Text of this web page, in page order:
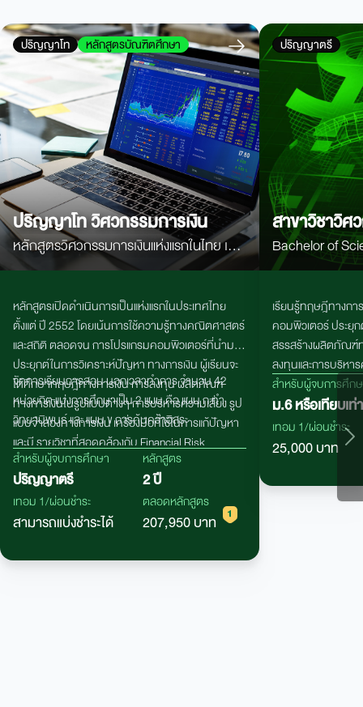
ปริญญาโท หลักสูตรบัณฑิตศึกษา
ปริญญาโท วิศวกรรมการเงิน
หลักสูตรวิศวกรรมการเงินแห่งแรกในไทย เน้น
คณิตศาสตร์ สถิติ Programming และ AI
และตลาดทุนยุคใหม่
หลักสูตรเปิดดำเนินการเป็นแห่งแรกในประเทศไทย
ตั้งแต่ ปี2552โดยเน้นการใช้ความรู้ทางคณิตศาสตร์
และสถิติ ตลอดจน การโปรแกรมคอมพิวเตอร์ที่นำมา
ประยุกต์ในการวิเคราะห์ปัญหา ทางการเงิน ผู้เรียนจะ
ได้ศึกษาทฤษฎีทางการเงิน การลงทุน ผลิตภัณฑ์
ทางการเงินในรูปแบบต่างๆ การบริหารความเสี่ยง รูป
แบบจำลองทางการเงิน เครื่องมือที่ใช้ในการแก้ปัญหา
และมี รายวิชาที่สอดคล้องกับ Financial Risk
Manager (FM)หลักสูตรมีที่ปรึกษาเป็นผู้เชี่ยวชาญมือ
อาชีพทางการเงิน อาทิ ธุรกิจธนาคาร และธุรกิจประกัน
ภัย รวมถึงมีความร่วมมือทางด้าน วิชาการกับภาค
ธุรกิจหลักทรัพย์ เช่น สมาคมนักวิเคราะห์หลัก ทรัพย์
จัดการเรียนการสอน นอกเวลาทำการ จํานวน 42
หน่วยกิต แบ่งการศึกษาเป็น 2 แผน คือ แผน ก ทํา
วิทยานิพนธ์ และ แผน ข การค้นคว้าอิสระ
สำหรับผู้จบการศึกษา
ปริญญาตรี
หลักสูตร
2 ปี
เทอม 1/ผ่อนชำระ
สามารถแบ่งชำระได้
ตลอดหลักสูตร
207,950 บาท
ปริญญาตรี
สาขาวิชาวิศ
Bachelor of
Financial
เรียนรู้ทฤษฎีทางก
คอมพิวเตอร์ ประยุ
สรรสร้างผลิตภัณฑ์ท
ลงทุนและการบริหา
ยุคดิจิตอล
สำหรับผู้จบการศึก
ม.6 หรือเทียบเท่า
เทอม 1/ผ่อนชำระ
25,000 บาท